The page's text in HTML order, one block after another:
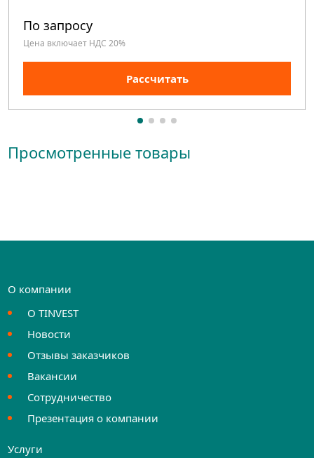
По запросу
Цена включает НДС 20%
Рассчитать
Просмотренные товары
О компании
О TINVEST
Новости
Отзывы заказчиков
Вакансии
Сотрудничество
Презентация о компании
Услуги